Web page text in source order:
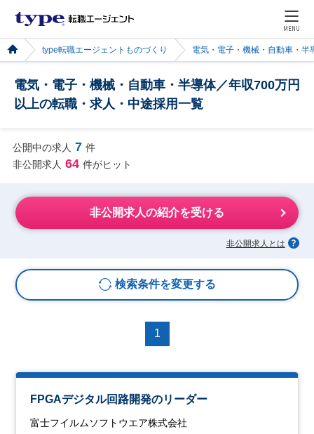
MENU
type転職エージェントものづくり 電気・電子・機械・自動車・半
電気・電子・機械・自動車・半導体／年収700万円
以上の転職・求人・中途採用一覧
公開中の求人 7 件
非公開求人 64 件がヒット
非公開求人の紹介を受ける
非公開求人とは
検索条件を変更する
1
FPGAデジタル回路開発のリーダー
富士フイルムソフトウエア株式会社